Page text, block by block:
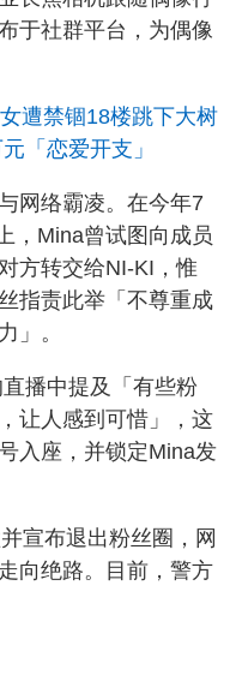
于社群平台，为偶像
遭禁锢18楼跳下大树
「恋爱开支」
网络霸凌。在今年7
，Mina曾试图向成员
方转交给NI-KI，惟
指责此举「不尊重成
」。
播中提及「有些粉
让人感到可惜」，这
入座，并锁定Mina发
宣布退出粉丝圈，网
向绝路。目前，警方